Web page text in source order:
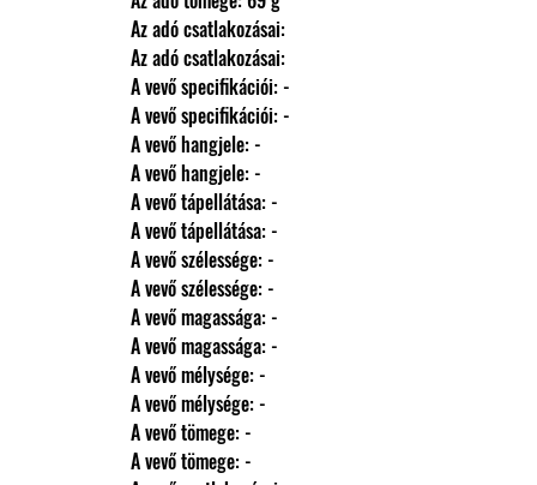
                Az adó csatlakozásai:
                Az adó csatlakozásai:
                A vevő specifikációi: -
                A vevő specifikációi: -
                A vevő hangjele: -
                A vevő hangjele: -
                A vevő tápellátása: -
                A vevő tápellátása: -
                A vevő szélessége: -
                A vevő szélessége: -
                A vevő magassága: -
                A vevő magassága: -
                A vevő mélysége: -
                A vevő mélysége: -
                A vevő tömege: -
                A vevő tömege: -